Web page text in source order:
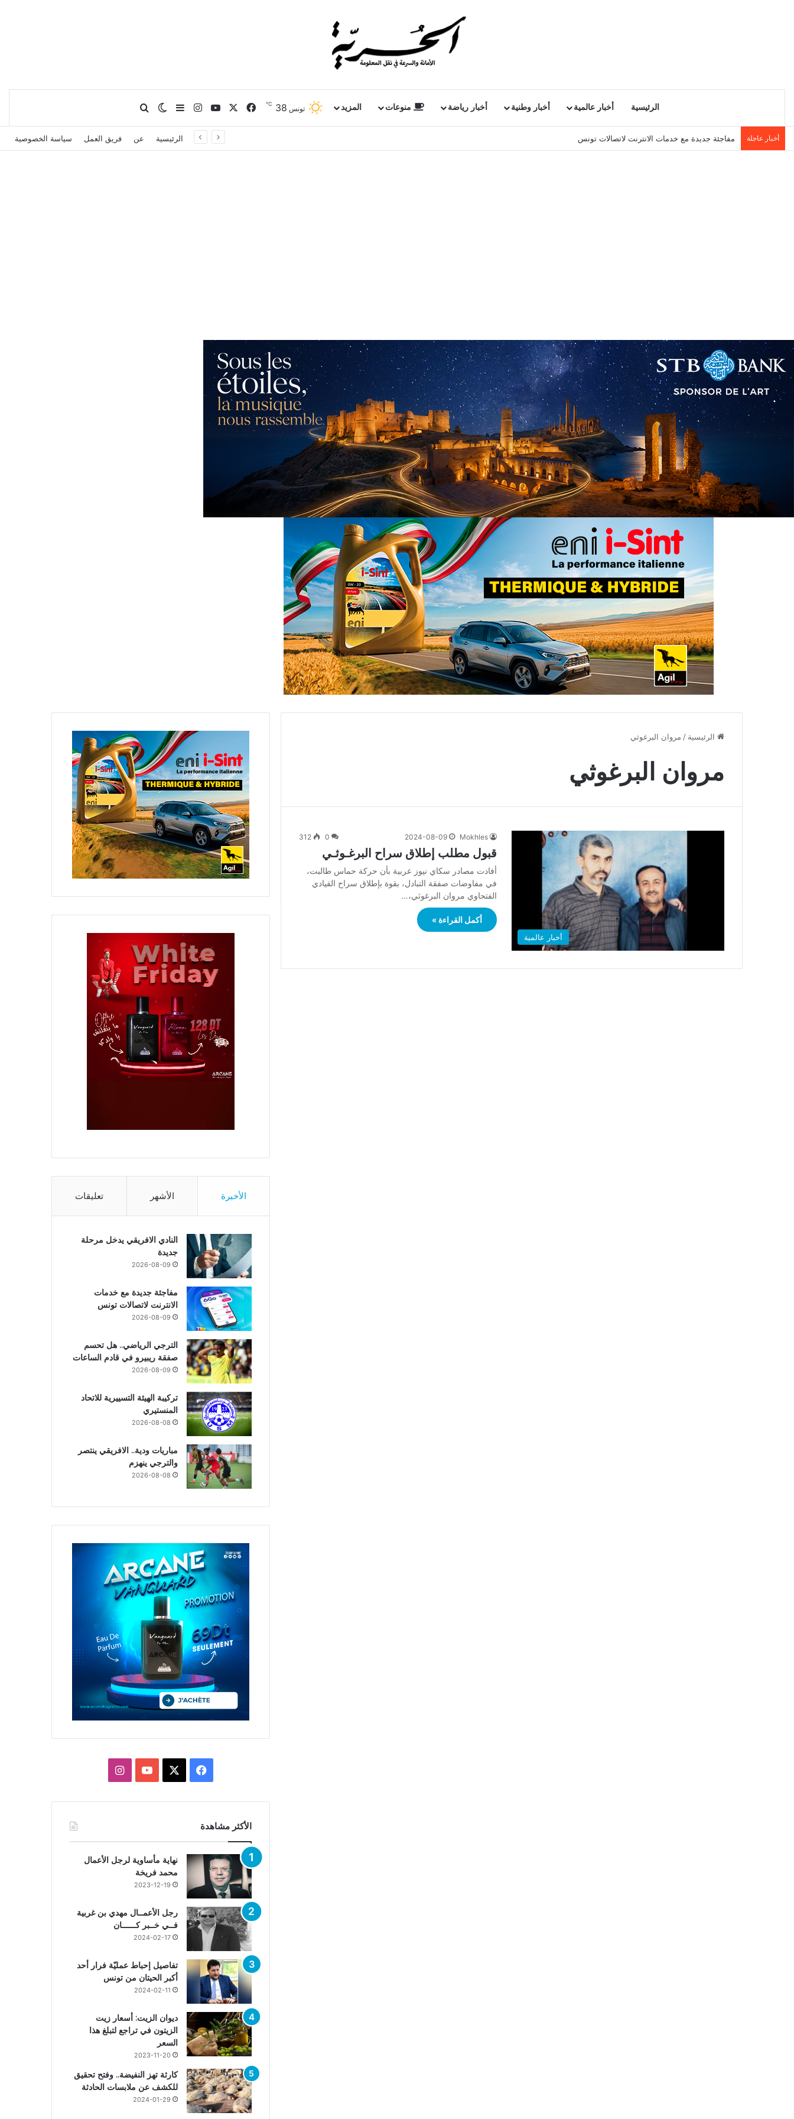
الرئيسية أخبار عالمية أخبار وطنية أخبار رياضة منوعات المزيد تونس 38
℃ فيسبوك يوتيوبانستقرامإضافة عمود جانبي
الوضع المظلم
بحث عن
أخبار عاجلة مفاجئة جديدة مع خدمات الانترنت لاتصالات تونس الرئيسية عن فريق العمل سياسة الخصوصية
الرئيسية / مروان البرغوثي
مروان البرغوثي
أخبار عالمية
Mokhles
2024-08-09
0
312
قبول مطلب إطلاق سراح البرغـوثـي
أفادت مصادر سكاي نيوز عربية بأن حركة حماس طالبت،
في مفاوضات صفقة التبادل، بقوة بإطلاق سراح القيادي
الفتحاوي مروان البرغوثي،…
أكمل القراءة »
الأخيرة الأشهر تعليقات
النادي الافريقي يدخل مرحلة
جديدة
2026-08-09
مفاجئة جديدة مع خدمات
الانترنت لاتصالات تونس
2026-08-09
الترجي الرياضي.. هل تحسم
صفقة ريبيرو في قادم الساعات
2026-08-09
تركيبة الهيئة التسييرية للاتحاد
المنستيري
2026-08-08
مباريات ودية.. الافريقي ينتصر
والترجي ينهزم
2026-08-08
فيسبوك يوتيوبانستقرام
الأكثر مشاهدة
نهاية مأساوية لرجل الأعمال
محمد فريخة
2023-12-19
رجل الأعمــال مهدي بن غربية
فــي خــبر كــــــان
2024-02-17
تفاصيل إحباط عمليّة فرار أحد
أكبر الحيتان من تونس
2024-02-11
ديوان الزيت: أسعار زيت
الزيتون في تراجع لتبلغ هذا
السعر
2023-11-20
كارثة تهز النفيضة.. وفتح تحقيق
للكشف عن ملابسات الحادثة
2024-01-29